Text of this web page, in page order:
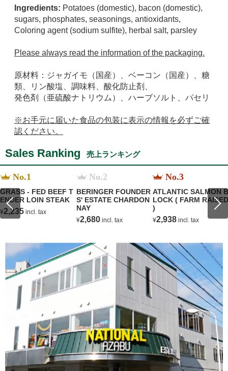
Ingredients: Potatoes (domestic), bacon (domestic),
sugars, phosphates, seasonings, antioxidants,
Coloring agent (sodium sulfite), herbal salt, parsley
Please always read the information of the packaging.
原材料：ジャガイモ（国産）、ベーコン（国産）、糖
類、リン酸塩、調味料、酸化防止剤、
発色剤（亜硫酸ナトリウム）、ハーブソルト、パセリ
※お手元に届いた食品の包装に表示の情報を必ずご確
認ください。
Sales Ranking 売上ランキング
No.1
GRASS - FED BEEF T
ENDER LOIN STEAK
¥2,235 incl. tax
No.2
BERINGER FOUNDER
S' ESTATE CHARDON
NAY
¥2,680 incl. tax
No.3
ATLANTIC SALMON B
LOCK ( FARM RAISED
)
¥2,938 incl. tax